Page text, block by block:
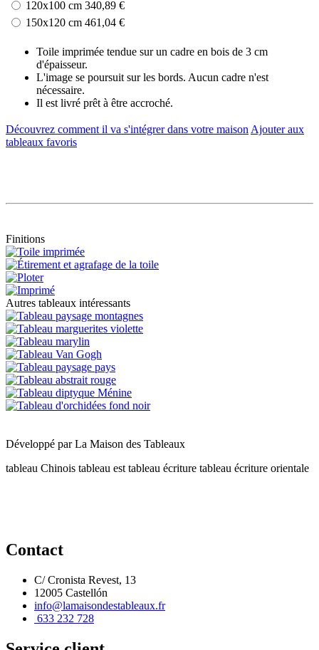
120x100 cm 340,89 €
150x120 cm 461,04 €
Toile imprimée tendue sur un cadre en bois de 3 cm
d'épaisseur.
L'image se poursuit sur les bords. Aucun cadre n'est
nécessaire.
Il est livré prêt à être accroché.
Découvrez comment il va s'intégrer dans votre maison Ajouter aux
tableaux favoris
Finitions
Autres tableaux intéressants
Développé parLa Maison des Tableaux
tableau Chinois tableau est tableau écriture tableau écriture orientale
Contact
C/ Cronista Revest, 13
12005 Castellón
info@lamaisondestableaux.fr
633 232 728